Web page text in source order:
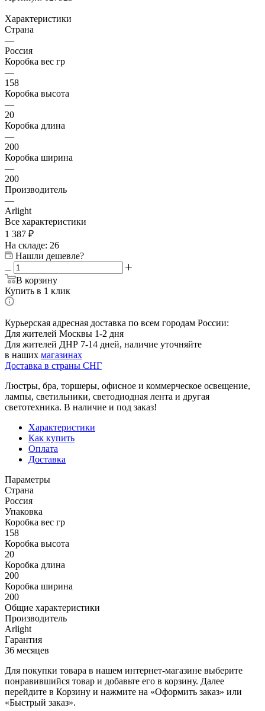
Характеристики
Страна
—
Россия
Коробка вес гр
—
158
Коробка высота
—
20
Коробка длина
—
200
Коробка ширина
—
200
Производитель
—
Arlight
Все характеристики
1 387 ₽
На складе: 26
Нашли дешевле?
В корзину
Купить в 1 клик
Курьерская адресная доставка по всем городам России:
Для жителей Москвы 1-2 дня
Для жителей ДНР 7-14 дней, наличие уточняйте
в наших магазинах
Доставка в страны СНГ
Люстры, бра, торшеры, офисное и коммерческое освещение,
лампы, светильники, светодиодная лента и другая
светотехника. В наличие и под заказ!
Характеристики
Как купить
Оплата
Доставка
Параметры
Страна
Россия
Упаковка
Коробка вес гр
158
Коробка высота
20
Коробка длина
200
Коробка ширина
200
Общие характеристики
Производитель
Arlight
Гарантия
36 месяцев
Для покупки товара в нашем интернет-магазине выберите
понравившийся товар и добавьте его в корзину. Далее
перейдите в Корзину и нажмите на «Оформить заказ» или
«Быстрый заказ».